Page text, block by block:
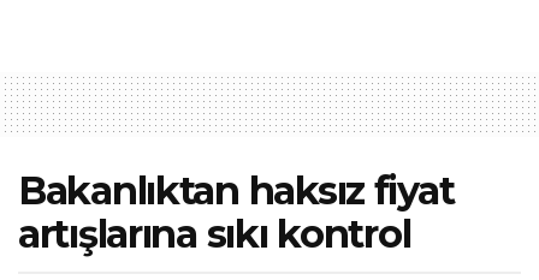
Bakanlıktan haksız fiyat
artışlarına sıkı kontrol